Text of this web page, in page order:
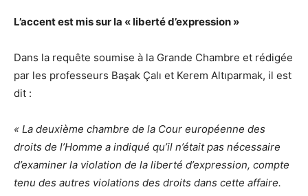
L’accent est mis sur la « liberté d’expression »
Dans la requête soumise à la Grande Chambre et rédigée
par les professeurs Başak Çalı et Kerem Altıparmak, il est
dit :
« La deuxième chambre de la Cour européenne des
droits de l’Homme a indiqué qu’il n’était pas nécessaire
d’examiner la violation de la liberté d’expression, compte
tenu des autres violations des droits dans cette affaire.